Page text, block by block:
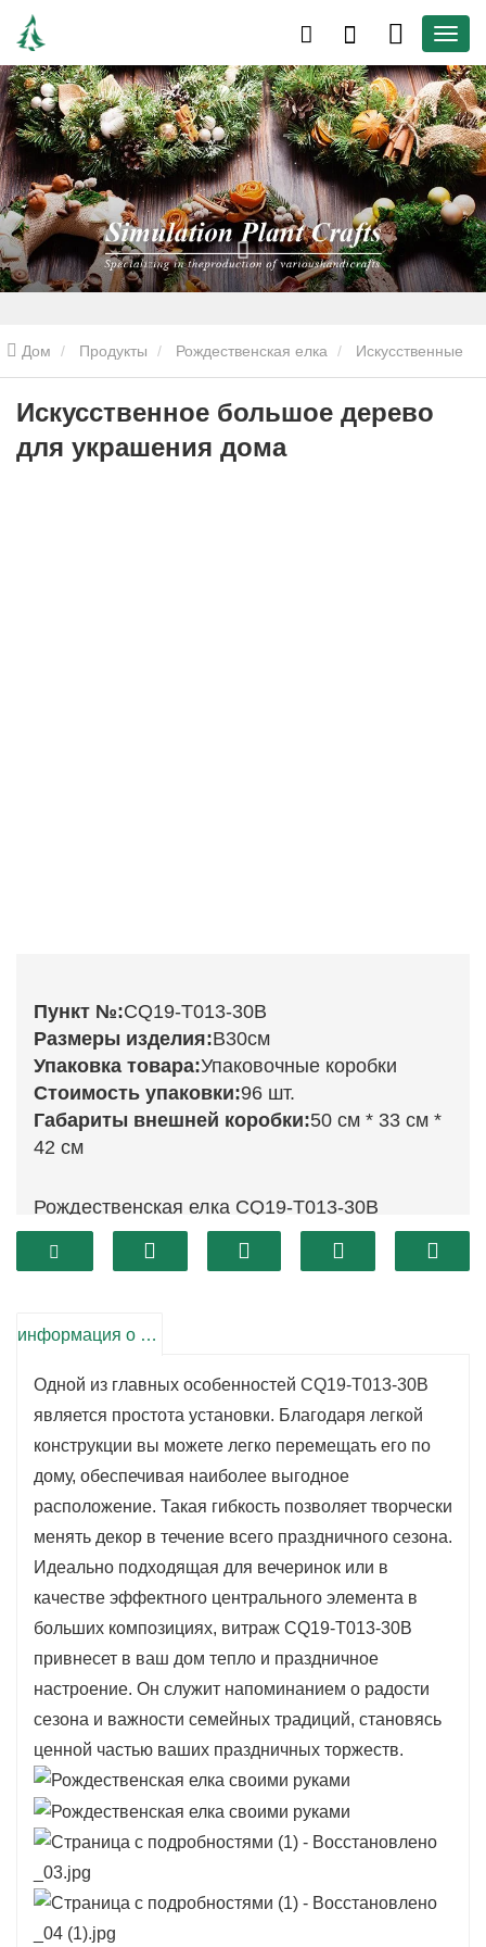
Дом Продукты Рождественская елка Искусственные
рождественские елки
украшения дома
Искусственное большое дерево
для украшения дома
Пункт №:CQ19-T013-30B
Размеры изделия:В30см
Упаковка товара:Упаковочные коробки
Стоимость упаковки:96 шт.
Габариты внешней коробки:50 см * 33 см *
42 см
Рождественская елка CQ19-T013-30B
высотой 30 см – это потрясающее
украшение, которое добавит изысканности
своему размеру она универсальна и
поставить на прикроватный столик,
использовать в качестве центрального
элемента композиции или включить в
праздничную аранжировку. Насыщенная
зелень ветвей создает эффект пышности,
позволяя использовать самые
личный стиль.
устойчивости, что позволяет украшать ее как
легкими, так и более тяжелыми
украшениями. Модель CQ19-T013-30B
вдохновляет на творчество, идеально
подходит для семейных вечеров украшения
или для демонстрации дорогих сердцу
украшений, хранящих особые воспоминания.
Ее элегантный дизайн легко впишется в
различные праздничные тематики, от
информация о продукте
Одной из главных особенностей CQ19-T013-30B
является простота установки. Благодаря легкой
конструкции вы можете легко перемещать его по
дому, обеспечивая наиболее выгодное
расположение. Такая гибкость позволяет творчески
менять декор в течение всего праздничного сезона.
Идеально подходящая для вечеринок или в
качестве эффектного центрального элемента в
больших композициях, витраж CQ19-T013-30B
привнесет в ваш дом тепло и праздничное
настроение. Он служит напоминанием о радости
сезона и важности семейных традиций, становясь
ценной частью ваших праздничных торжеств.